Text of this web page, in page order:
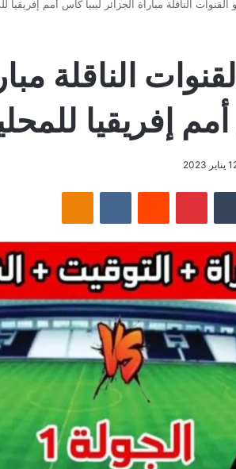
الناقلة مباراة الجزائر ليبيا كأس أمم إفريقيا
الناقلة
إفريقيا للمحليين
بينتيريست Odnoklassniki